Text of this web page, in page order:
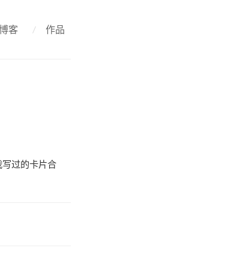
客 / 作品
过的卡片合